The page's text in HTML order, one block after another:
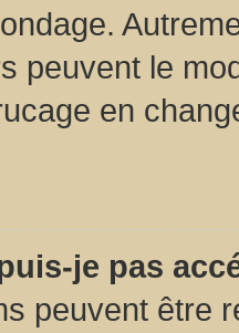
peuvent le
en
je pas
peuvent être